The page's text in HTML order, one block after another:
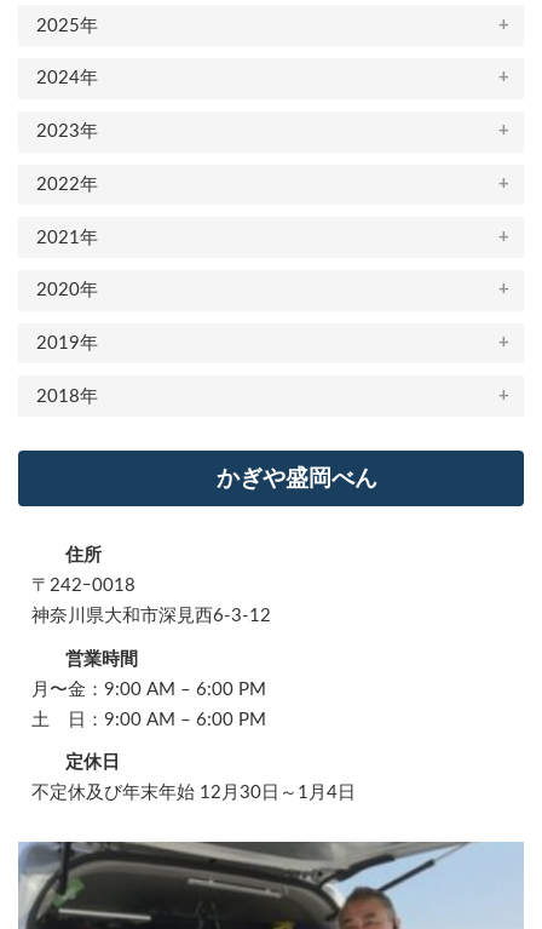
2025年
2024年
2023年
2022年
2021年
2020年
2019年
2018年
かぎや盛岡べん
住所
〒242ｰ0018
神奈川県大和市深見西6-3-12
営業時間
月〜金：9:00 AM – 6:00 PM
土 日：9:00 AM – 6:00 PM
定休日
不定休及び年末年始 12月30日～1月4日